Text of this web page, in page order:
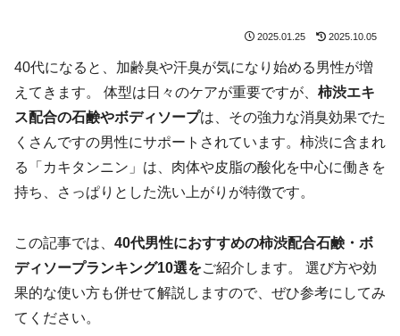
2025.01.25 2025.10.05
40代になると、加齢臭や汗臭が気になり始める男性が増
えてきます。 体型は日々のケアが重要ですが、 柿渋エキ
ス配合の石鹸やボディソープは、その強力な消臭効果でた
くさんですの男性にサポートされています。柿渋に含まれ
る「カキタンニン」は、肉体や皮脂の酸化を中心に働きを
持ち、さっぱりとした洗い上がりが特徴です。
この記事では、 40代男性におすすめの柿渋配合石鹸・ボ
ディソープランキング10選をご紹介します。 選び方や効
果的な使い方も併せて解説しますので、ぜひ参考にしてみ
てください。